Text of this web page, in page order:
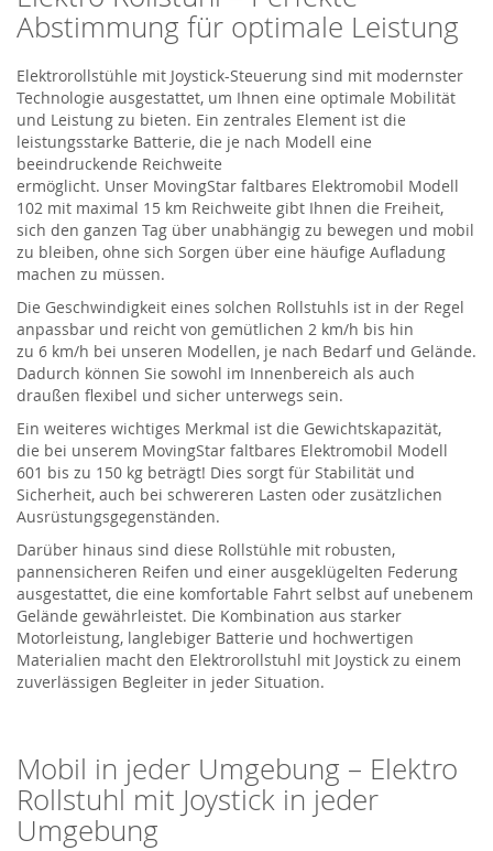
Abstimmung für optimale Leistung
Elektrorollstühle mit Joystick-Steuerung sind mit modernster
Technologie ausgestattet, um Ihnen eine optimale Mobilität
und Leistung zu bieten. Ein zentrales Element ist die
leistungsstarke Batterie, die je nach Modell eine
beeindruckende Reichweite
ermöglicht. Unser MovingStar faltbares Elektromobil Modell
102 mit maximal 15 km Reichweite gibt Ihnen die Freiheit,
sich den ganzen Tag über unabhängig zu bewegen und mobil
zu bleiben, ohne sich Sorgen über eine häufige Aufladung
machen zu müssen.
Die Geschwindigkeit eines solchen Rollstuhls ist in der Regel
anpassbar und reicht von gemütlichen 2 km/h bis hin
zu 6 km/h bei unseren Modellen, je nach Bedarf und Gelände.
Dadurch können Sie sowohl im Innenbereich als auch
draußen flexibel und sicher unterwegs sein.
Ein weiteres wichtiges Merkmal ist die Gewichtskapazität,
die bei unserem MovingStar faltbares Elektromobil Modell
601 bis zu 150 kg beträgt! Dies sorgt für Stabilität und
Sicherheit, auch bei schwereren Lasten oder zusätzlichen
Ausrüstungsgegenständen.
Darüber hinaus sind diese Rollstühle mit robusten,
pannensicheren Reifen und einer ausgeklügelten Federung
ausgestattet, die eine komfortable Fahrt selbst auf unebenem
Gelände gewährleistet. Die Kombination aus starker
Motorleistung, langlebiger Batterie und hochwertigen
Materialien macht den Elektrorollstuhl mit Joystick zu einem
zuverlässigen Begleiter in jeder Situation.
Mobil in jeder Umgebung – Elektro
Rollstuhl mit Joystick in jeder
Umgebung